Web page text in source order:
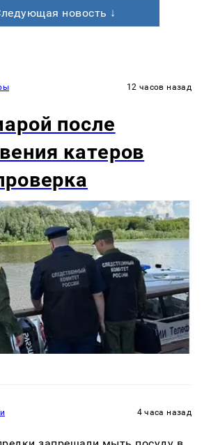
новость ↓
12 часов назад
после
катеров
4 часа назад